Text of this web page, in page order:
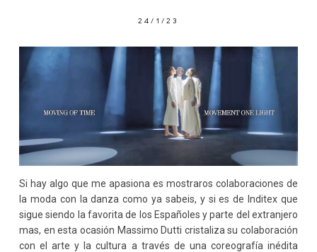
24/1/23
Si hay algo que me apasiona es mostraros colaboraciones de
la moda con la danza como ya sabeis, y si es de Inditex que
sigue siendo la favorita de los Españoles y parte del extranjero
mas, en esta ocasión Massimo Dutti cristaliza su colaboración
con el arte y la cultura a través de una coreografía inédita